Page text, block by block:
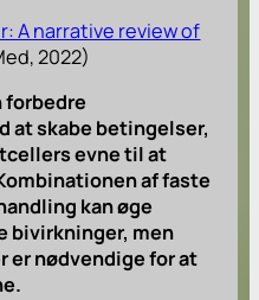
A narrative review of
2022)
forbedre
at skabe betingelser,
evne til at
af faste
kan øge
bivirkninger, men
er nødvendige for at